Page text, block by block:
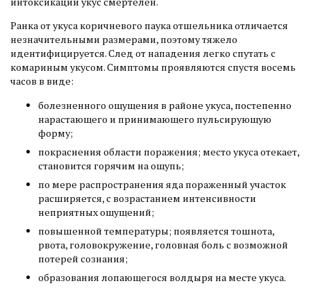
Ранка от укуса коричневого паука отшельника отличается
незначительными размерами, поэтому тяжело
идентифицируется. След от нападения легко спутать с
комариным укусом. Симптомы проявляются спустя восемь
часов в виде:
болезненного ощущения в районе укуса, постепенно
нарастающего и принимающего пульсирующую
форму;
покраснения области поражения; место укуса отекает,
становится горячим на ощупь;
по мере распространения яда пораженный участок
расширяется, с возрастанием интенсивности
неприятных ощущений;
повышенной температуры; появляется тошнота,
рвота, головокружение, головная боль с возможной
потерей сознания;
образования лопающегося волдыря на месте укуса.